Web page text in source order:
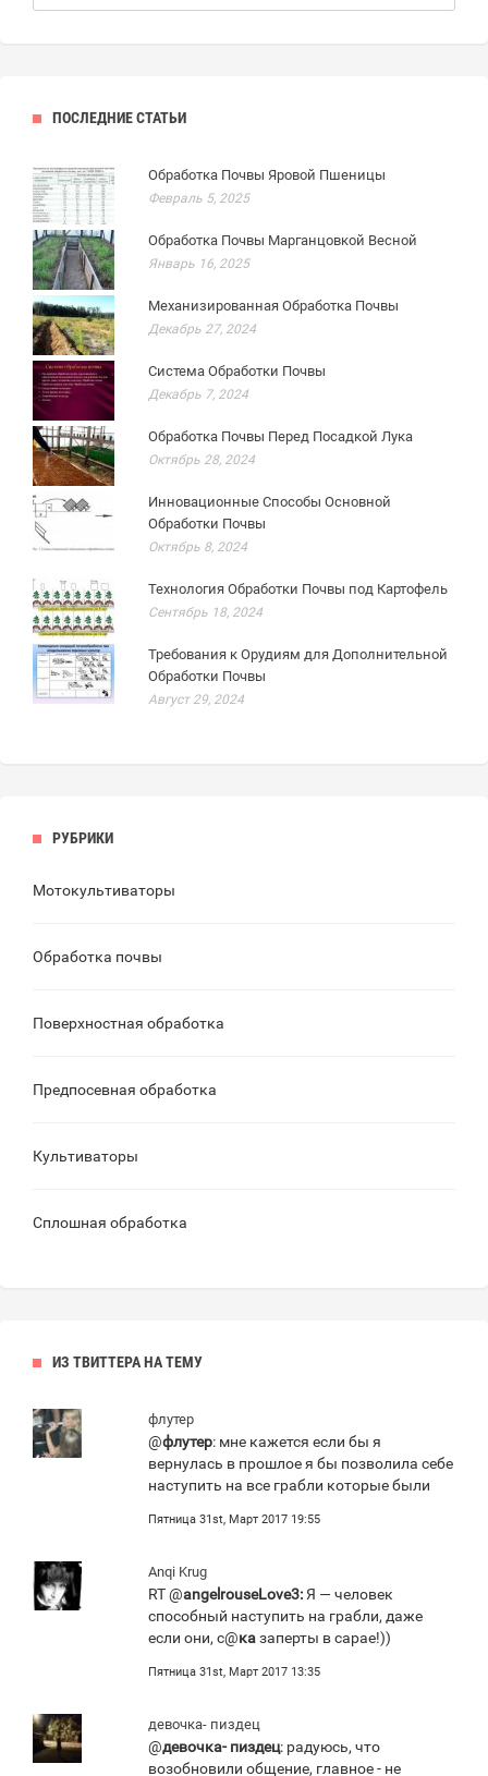
ПОСЛЕДНИЕ СТАТЬИ
Обработка Почвы Яровой Пшеницы
Февраль 5, 2025
Обработка Почвы Марганцовкой Весной
Январь 16, 2025
Механизированная Обработка Почвы
Декабрь 27, 2024
Система Обработки Почвы
Декабрь 7, 2024
Обработка Почвы Перед Посадкой Лука
Октябрь 28, 2024
Инновационные Способы Основной
Обработки Почвы
Октябрь 8, 2024
Технология Обработки Почвы под Картофель
Сентябрь 18, 2024
Требования к Орудиям для Дополнительной
Обработки Почвы
Август 29, 2024
РУБРИКИ
Мотокультиваторы
Обработка почвы
Поверхностная обработка
Предпосевная обработка
Культиваторы
Сплошная обработка
ИЗ ТВИТТЕРА НА ТЕМУ
флутер
@флутер: мне кажется если бы я
вернулась в прошлое я бы позволила себе
наступить на все грабли которые были
Пятница 31st, Март 2017 19:55
Anqi Krug
RT @angelrouseLove3: Я — человек
способный наступить на грабли, даже
если они, с@казаперты в сарае!))
Пятница 31st, Март 2017 13:35
девочка- пиздец
@девочка- пиздец: радуюсь, что
возобновили общение, главное - не